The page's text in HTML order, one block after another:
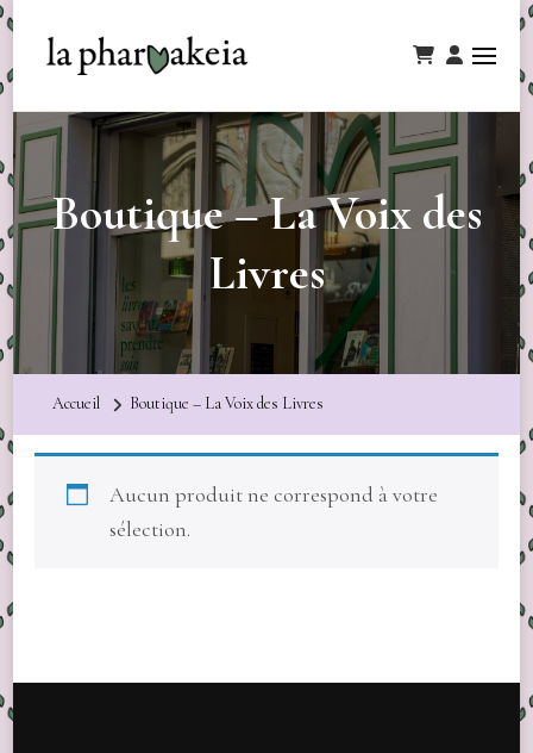
Boutique – La Voix des
Livres
Accueil Boutique – La Voix des Livres
Aucun produit ne correspond à votre
sélection.